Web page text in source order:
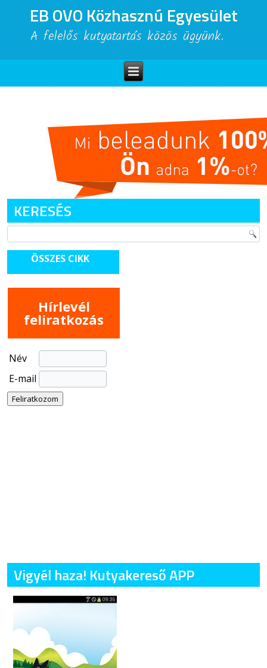
EB OVO Közhasznú Egyesület
A felelős kutyatartás közös ügyünk.
KERESÉS
ÖSSZES CIKK
Hírlevél
feliratkozás
Név
E-mail
Vigyél haza! Kutyakereső APP